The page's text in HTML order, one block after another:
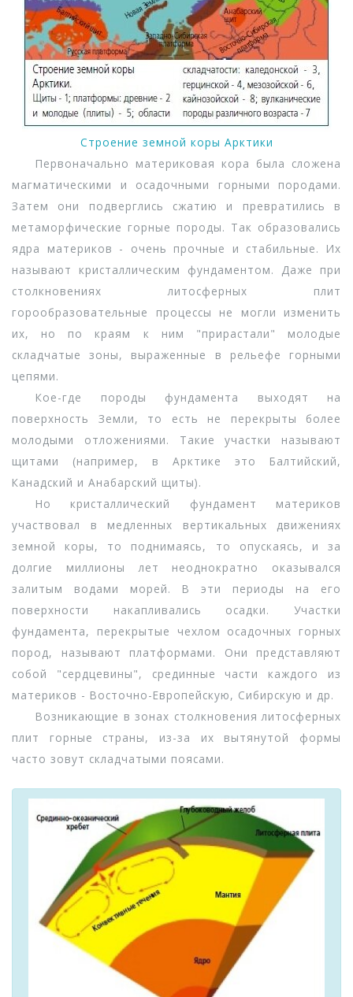
Строение земной коры Арктики
Первоначально материковая кора была сложена
магматическими и осадочными горными породами.
Затем они подверглись сжатию и превратились в
метаморфические горные породы. Так образовались
ядра материков - очень прочные и стабильные. Их
называют кристаллическим фундаментом. Даже при
столкновениях литосферных плит
горообразовательные процессы не могли изменить
их, но по краям к ним "прирастали" молодые
складчатые зоны, выраженные в рельефе горными
цепями.
Кое-где породы фундамента выходят на
поверхность Земли, то есть не перекрыты более
молодыми отложениями. Такие участки называют
щитами (например, в Арктике это Балтийский,
Канадский и Анабарский щиты).
Но кристаллический фундамент материков
участвовал в медленных вертикальных движениях
земной коры, то поднимаясь, то опускаясь, и за
долгие миллионы лет неоднократно оказывался
залитым водами морей. В эти периоды на его
поверхности накапливались осадки. Участки
фундамента, перекрытые чехлом осадочных горных
пород, называют платформами. Они представляют
собой "сердцевины", срединные части каждого из
материков - Восточно-Европейскую, Сибирскую и др.
Возникающие в зонах столкновения литосферных
плит горные страны, из-за их вытянутой формы
часто зовут складчатыми поясами.